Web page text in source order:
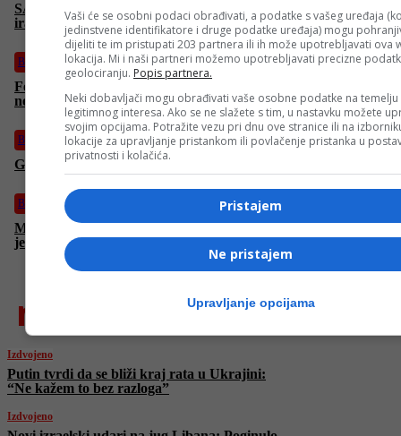
SAD optužuju švicarske firme za pomaganje u finansiranju
iranske naftne trgovine
Biznis
Federali zavod za zapošljavanje: Nastavljen blagi pad
nezaposlenosti u FBiH
BiH
Guverner Narodne banke Austrije u posjeti CBBiH
Biznis
Mađarska dogovorila deblokiranje milijardi eura, ali Brisel ima
jedan uslov
najnovije
Izdvojeno
Putin tvrdi da se bliži kraj rata u Ukrajini:
“Ne kažem to bez razloga”
Izdvojeno
Vaši će se osobni podaci obrađivati, a podatke s vašeg uređaja
jedinstvene identifikatore i druge podatke uređaja) mogu
dijeliti te im pristupati 203 partnera ili ih može upotrebljavati ova
lokacija. Mi i naši partneri možemo upotrebljavati precizne
geolociranju. Popis partnera.
Neki dobavljači mogu obrađivati vaše osobne podatke na temelju
legitimnog interesa. Ako se ne slažete s tim, u nastavku možete
svojim opcijama. Potražite vezu pri dnu ove stranice ili na
lokacije za upravljanje pristankom ili povlačenje pristanka u
privatnosti i kolačića.
Pristajem
Ne pristajem
Upravljanje opcijama